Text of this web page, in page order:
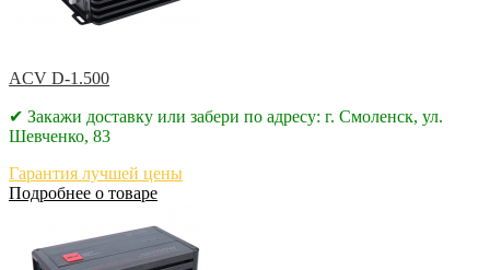
ACV D-1.500
✔ Закажи доставку или забери по адресу: г. Смоленск, ул.
Шевченко, 83
Гарантия лучшей цены
Подробнее о товаре